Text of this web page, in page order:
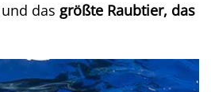
und das größte Raubtier, das